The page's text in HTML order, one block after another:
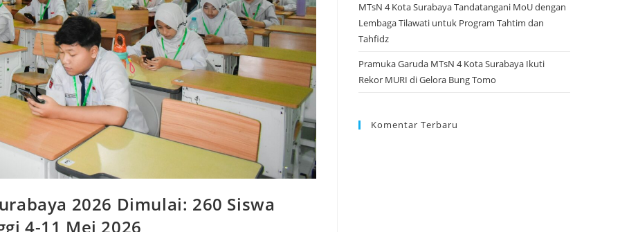
2026 Dimulai: 260 Siswa
4-11 Mei 2026
MTsN 4 Kota Surabaya Tandatangani MoU dengan
Lembaga Tilawati untuk Program Tahtim dan
Tahfidz
Pramuka Garuda MTsN 4 Kota Surabaya Ikuti
Rekor MURI di Gelora Bung Tomo
Komentar Terbaru